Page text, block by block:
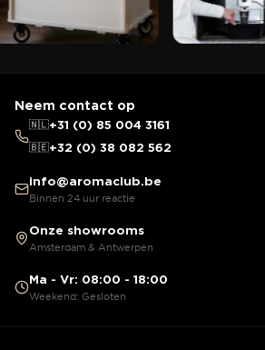
Neem contact op
🇳🇱+31 (0) 85 004 3161
🇧🇪+32 (0) 38 082 562
info@aromaclub.be
Binnen 24 uur reactie
Onze showrooms
Amsterdam & Antwerpen
Ma - Vr: 08:00 - 18:00
Weekend: Gesloten